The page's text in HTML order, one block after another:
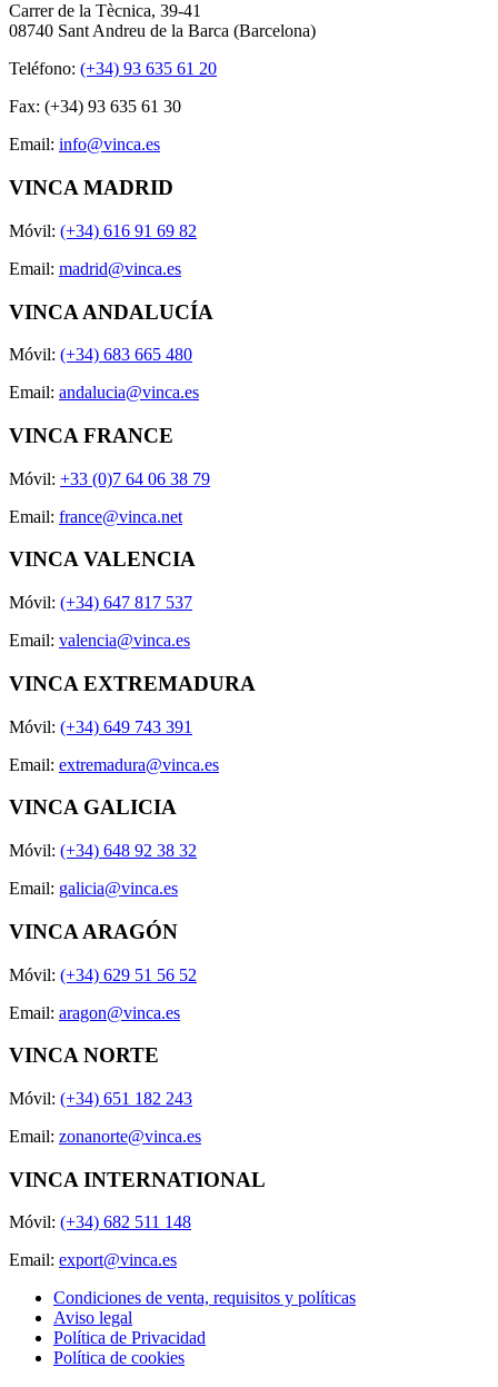
Carrer de la Tècnica, 39-41
08740 Sant Andreu de la Barca (Barcelona)
Teléfono: (+34) 93 635 61 20
Fax: (+34) 93 635 61 30
Email: info@vinca.es
VINCA MADRID
Móvil: (+34) 616 91 69 82
Email: madrid@vinca.es
VINCA ANDALUCÍA
Móvil: (+34) 683 665 480
Email: andalucia@vinca.es
VINCA FRANCE
Móvil: +33 (0)7 64 06 38 79
Email: france@vinca.net
VINCA VALENCIA
Móvil: (+34) 647 817 537
Email: valencia@vinca.es
VINCA EXTREMADURA
Móvil: (+34) 649 743 391
Email: extremadura@vinca.es
VINCA GALICIA
Móvil: (+34) 648 92 38 32
Email: galicia@vinca.es
VINCA ARAGÓN
Móvil: (+34) 629 51 56 52
Email: aragon@vinca.es
VINCA NORTE
Móvil: (+34) 651 182 243
Email: zonanorte@vinca.es
VINCA INTERNATIONAL
Móvil: (+34) 682 511 148
Email: export@vinca.es
Condiciones de venta, requisitos y políticas
Aviso legal
Política de Privacidad
Política de cookies